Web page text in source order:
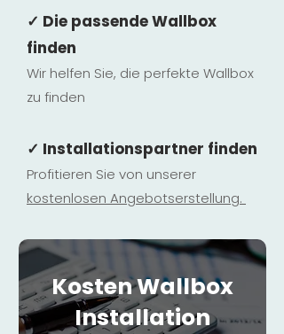
✓ Die passende Wallbox
finden
Wir helfen Sie, die perfekte Wallbox
zu finden
✓ Installationspartner finden
Profitieren Sie von unserer
kostenlosen Angebotserstellung.
Kosten Wallbox
Installation